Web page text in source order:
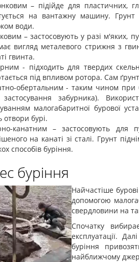
– підійде для пластичних,
на вантажну машину. Грунт
води.
– застосовують у разі м'яких,
вигляд металевого стрижня з
гвинта.
- підходить для твердих
під впливом ротора. Сам
обертальним - таким чином при
застосування забурника).
малогабаритної бурової
отвори бурі.
канатним – застосовують для
на канаті зі сталі. Грунт
способів буріння.
буріння
Найчастіше
допомогою
свердловини на
Спочатку
експлуатації.
буріння
найближчому